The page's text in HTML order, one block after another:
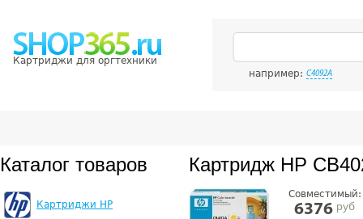
Картриджи для оргтехники
например: C4092A
Каталог товаров
Картриджи HP
Картридж HP
Совместимый:
6376 руб